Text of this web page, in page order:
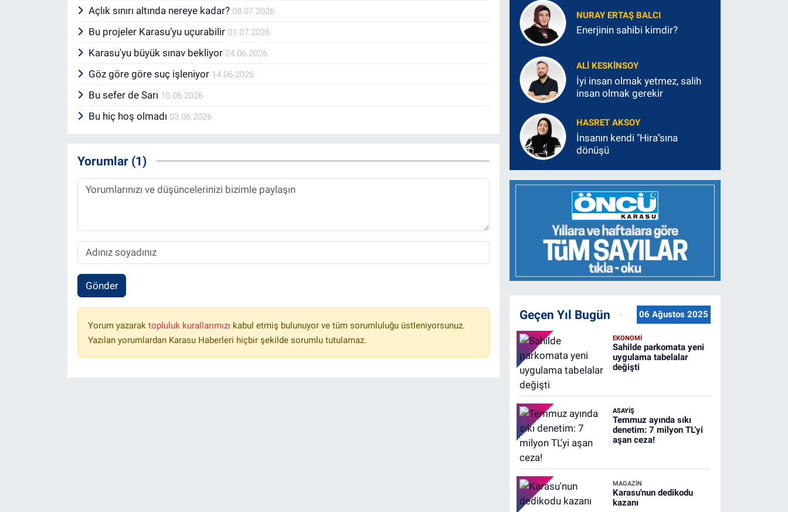
Açlık sınırı altında nereye kadar? 08.07.2026
Bu projeler Karasu’yu uçurabilir 01.07.2026
Karasu'yu büyük sınav bekliyor 24.06.2026
Göz göre göre suç işleniyor 14.06.2026
Bu sefer de Sarı 10.06.2026
Bu hiç hoş olmadı 03.06.2026
Yorumlar (1)
Gönder
Yorum yazarak topluluk kurallarımızı kabul etmiş bulunuyor ve tüm sorumluluğu üstleniyorsunuz.
Yazılan yorumlardan Karasu Haberleri hiçbir şekilde sorumlu tutulamaz.
NURAY ERTAŞ BALCI
Enerjinin sahibi kimdir?
ALI KESKINSOY
İyi insan olmak yetmez, salih
insan olmak gerekir
HASRET AKSOY
İnsanın kendi "Hira"sına
dönüşü
Geçen Yıl Bugün 06 Ağustos 2025
EKONOMİ
Sahilde parkomata yeni
uygulama tabelalar
değişti
ASAYİŞ
Temmuz ayında sıkı
denetim: 7 milyon TL’yi
aşan ceza!
MAGAZİN
Karasu'nun dedikodu
kazanı